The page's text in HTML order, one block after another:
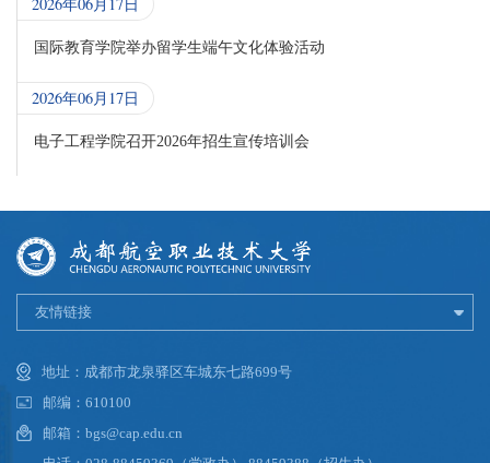
国际教育学院举办留学生端午文化体验活动
2026年06月17日
电子工程学院召开2026年招生宣传培训会
友情链接
地址：成都市龙泉驿区车城东七路699号
邮编：610100
邮箱：bgs@cap.edu.cn